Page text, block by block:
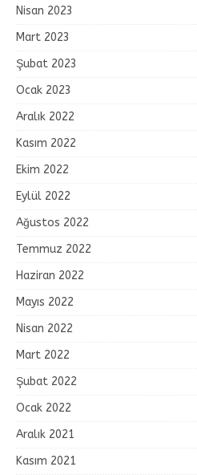
Nisan 2023
Mart 2023
Şubat 2023
Ocak 2023
Aralık 2022
Kasım 2022
Ekim 2022
Eylül 2022
Ağustos 2022
Temmuz 2022
Haziran 2022
Mayıs 2022
Nisan 2022
Mart 2022
Şubat 2022
Ocak 2022
Aralık 2021
Kasım 2021